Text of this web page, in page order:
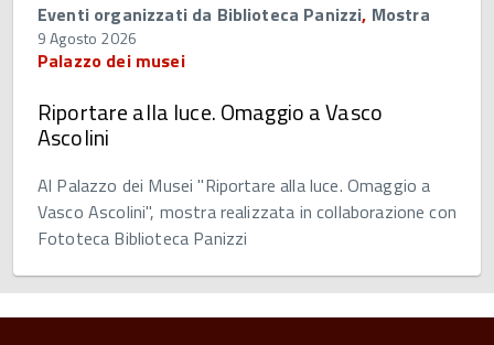
Eventi organizzati da Biblioteca Panizzi, Mostra
9 Agosto 2026
Palazzo dei musei
Riportare alla luce. Omaggio a Vasco
Ascolini
Al Palazzo dei Musei "Riportare alla luce. Omaggio a
Vasco Ascolini", mostra realizzata in collaborazione con
Fototeca Biblioteca Panizzi